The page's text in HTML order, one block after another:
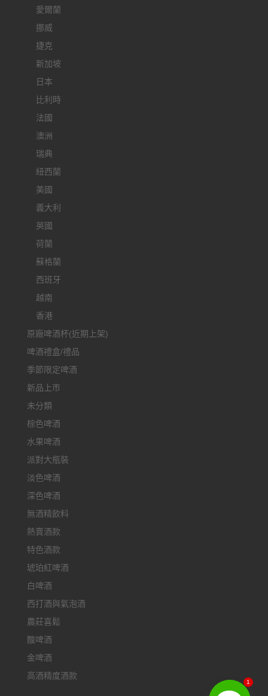
愛爾蘭
挪威
捷克
新加坡
日本
比利時
法國
澳洲
瑞典
紐西蘭
美國
義大利
英國
荷蘭
蘇格蘭
西班牙
越南
香港
原廠啤酒杯(近期上架)
啤酒禮盒/禮品
季節限定啤酒
新品上市
未分類
棕色啤酒
水果啤酒
派對大瓶裝
淡色啤酒
深色啤酒
無酒精飲料
熱賣酒款
特色酒款
琥珀紅啤酒
白啤酒
西打酒與氣泡酒
農莊喜鬆
酸啤酒
金啤酒
高酒精度酒款
1